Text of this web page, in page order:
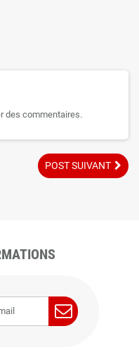
des commentaires.
POST SUIVANT